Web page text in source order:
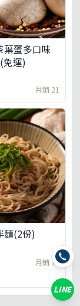
葉蛋多口味
免運)
月銷 21
麵(2份)
月銷 18
LINE